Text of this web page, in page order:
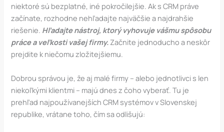
niektoré sú bezplatné, iné pokročilejšie. Ak s CRM práve
začínate, rozhodne nehľadajte najväčšie a najdrahšie
riešenie. Hľadajte nástroj, ktorý vyhovuje vášmu spôsobu
práce a veľkosti vašej firmy. Začnite jednoducho a neskôr
prejdite k niečomu zložitejšiemu.
Dobrou správou je, že aj malé firmy – alebo jednotlivci s len
niekoľkými klientmi – majú dnes z čoho vyberať. Tu je
prehľad najpoužívanejších CRM systémov v Slovenskej
republike, vrátane toho, čím sa odlišujú: